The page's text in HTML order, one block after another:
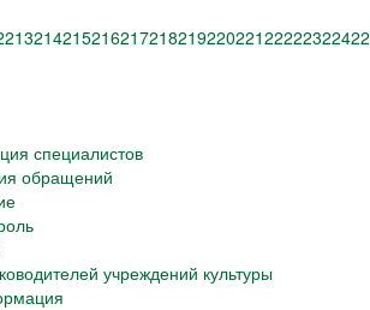
213214215216217218219220221222223224
специалистов
обращений
учреждений культуры